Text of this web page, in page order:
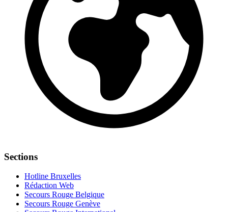
Sections
Hotline Bruxelles
Rédaction Web
Secours Rouge Belgique
Secours Rouge Genève